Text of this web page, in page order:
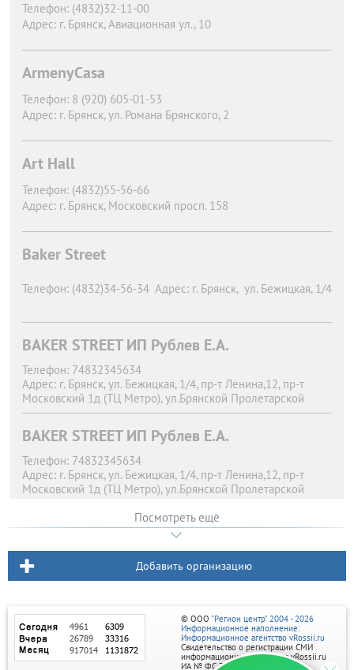
Телефон: (4832)32-11-00
Адрес: г. Брянск, Авиационная ул., 10
ArmenyCasa
Телефон: 8 (920) 605-01-53
Адрес: г. Брянск, ул. Романа Брянского, 2
Art Hall
Телефон: (4832)55-56-66
Адрес: г. Брянск, Московский просп. 158
Baker Street
Телефон: (4832)34-56-34 Адрес: г. Брянск, ул. Бежицкая, 1/4
BAKER STREET ИП Рублев Е.А.
Телефон: 74832345634
Адрес: г. Брянск, ул. Бежицкая, 1/4, пр-т Ленина,12, пр-т
Московский 1д (ТЦ Метро), ул.Брянской Пролетарской
Дивизии.11
BAKER STREET ИП Рублев Е.А.
Телефон: 74832345634
Адрес: г. Брянск, ул. Бежицкая, 1/4, пр-т Ленина,12, пр-т
Московский 1д (ТЦ Метро), ул.Брянской Пролетарской
Посмотреть ещё
Добавить организацию
© ООО "Регион центр" 2004 - 2026
Информационное наполнение:
Информационное агентство vRossii.ru
Свидетельство о регистрации СМИ
информационного агентства vRossii.ru
ИА № ФС 77‑35502